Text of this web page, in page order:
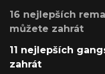
16 nejlepších
můžete zahrát
11 nejlepších
zahrát